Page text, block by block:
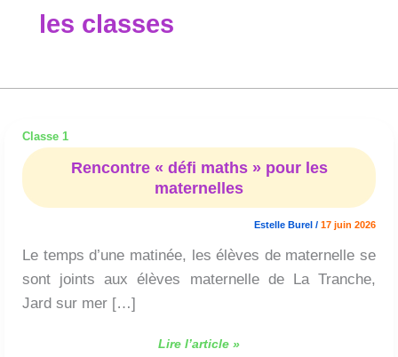
les classes
Classe 1
Rencontre « défi maths » pour les
maternelles
Estelle Burel / 17 juin 2026
Le temps d’une matinée, les élèves de maternelle se
sont joints aux élèves maternelle de La Tranche,
Jard sur mer […]
« défi
Lire l’article »